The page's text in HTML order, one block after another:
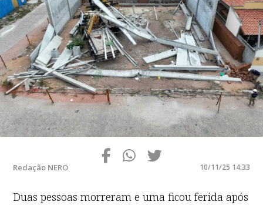
Redação NERO 10/11/25 14:33
Duas pessoas morreram e uma ficou ferida após